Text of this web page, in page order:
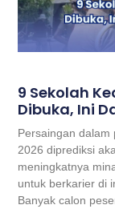
9 Sekolah
Dibuka, Ini
Persaingan dalam
2026 diprediksi
meningkatnya
untuk berkarier di
Banyak calon